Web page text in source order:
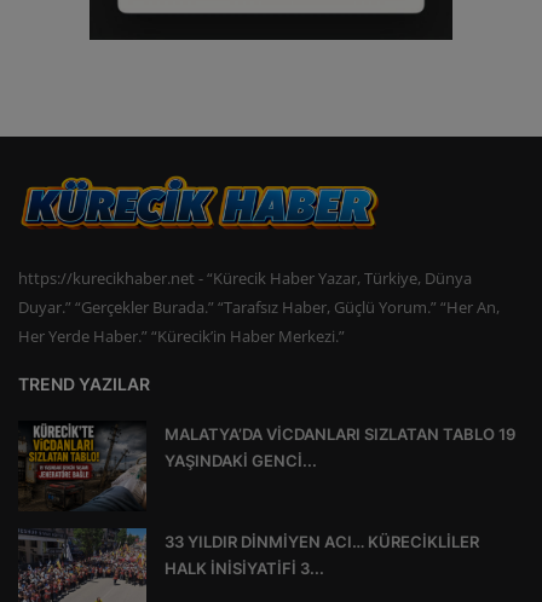
https://kurecikhaber.net - “Kürecik Haber Yazar, Türkiye, Dünya
Duyar.” “Gerçekler Burada.” “Tarafsız Haber, Güçlü Yorum.” “Her An,
Her Yerde Haber.” “Kürecik’in Haber Merkezi.”
TREND YAZILAR
MALATYA’DA VİCDANLARI SIZLATAN TABLO 19
YAŞINDAKİ GENCİ...
33 YILDIR DİNMİYEN ACI… KÜRECİKLİLER
HALK İNİSİYATİFİ 3...